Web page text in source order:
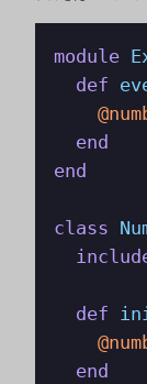
module
def
end
end
class
def
end